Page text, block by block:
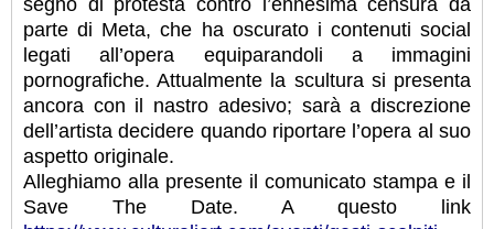
segno di protesta contro l’ennesima censura da
parte di Meta, che ha oscurato i contenuti social
legati all’opera equiparandoli a immagini
pornografiche. Attualmente la scultura si presenta
ancora con il nastro adesivo; sarà a discrezione
dell’artista decidere quando riportare l’opera al suo
aspetto originale.
Alleghiamo alla presente il comunicato stampa e il
Save The Date. A questo link